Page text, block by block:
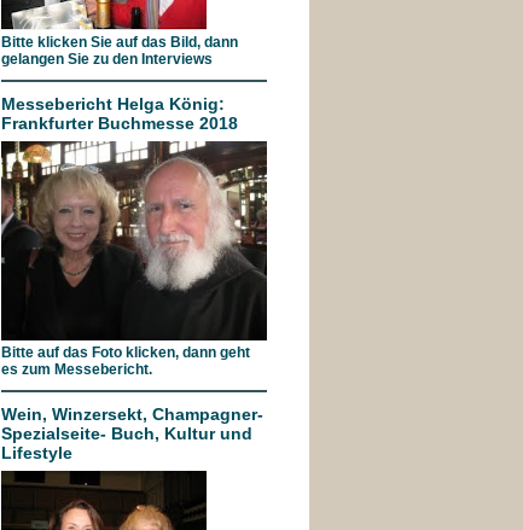
Bitte klicken Sie auf das Bild, dann
gelangen Sie zu den Interviews
Messebericht Helga König:
Frankfurter Buchmesse 2018
Bitte auf das Foto klicken, dann geht
es zum Messebericht.
Wein, Winzersekt, Champagner-
Spezialseite- Buch, Kultur und
Lifestyle